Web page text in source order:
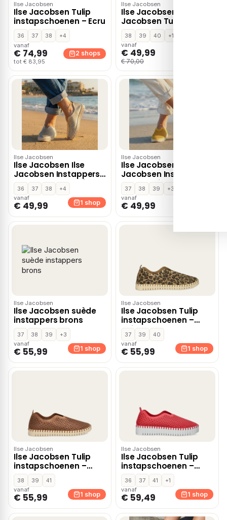
Ilse Jacobsen
Ilse Jacobsen Tulip
instapschoenen – Ecru
36 37 38
+4
vanaf
€ 74,99
tot € 83,95
2 shops
Ilse Jacobsen
Ilse Jacobsen Ilse
Jacobsen Tulip
Instappers blauw
Textiel
38 39 40
+1
vanaf
€ 49,99
€ 70,00
Ilse Jacobsen
Ilse Jacobsen Ilse
Jacobsen Instappers
champagne Textiel –
Goud
36 37 38
+4
vanaf
€ 49,99 1 shop
Ilse Jacobsen
Ilse Jacobsen Ilse
Jacobsen Instappers
geel Textiel
37 38 39
+3
vanaf
€ 49,99
Ilse Jacobsen
Ilse Jacobsen suède
instappers brons
37 38 39
+3
vanaf
€ 55,99 1 shop
Ilse Jacobsen
Ilse Jacobsen Tulip
instapschoenen –
Beige
37 39
40
vanaf
€ 55,99 1 shop
Ilse Jacobsen
Ilse Jacobsen Tulip
instapschoenen –
Brons
38 39
41
vanaf
€ 55,99 1 shop
Ilse Jacobsen
Ilse Jacobsen Tulip
instapschoenen –
Roze
36 37 41
+1
vanaf
€ 59,49 1 shop